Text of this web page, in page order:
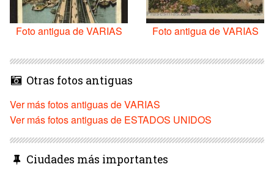
Foto antigua de VARIAS Foto antigua de VARIAS
Otras fotos antiguas
Ver más fotos antiguas de VARIAS
Ver más fotos antiguas de ESTADOS UNIDOS
Ciudades más importantes